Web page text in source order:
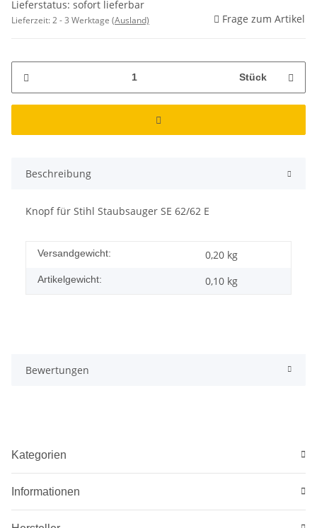
Lieferstatus: sofort lieferbar
Lieferzeit:2 - 3 Werktage (Ausland) Frage zum Artikel
Stück
Beschreibung
Knopf für Stihl Staubsauger SE 62/62 E
Versandgewicht: 0,20 kg
Artikelgewicht: 0,10 kg
Bewertungen
Kategorien
Informationen